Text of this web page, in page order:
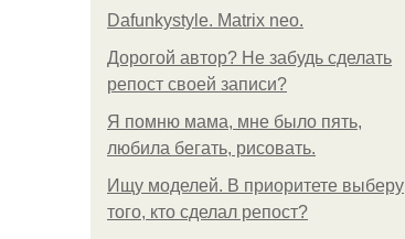
Dafunkystyle. Matrix neo.
Дорогой автор? Не забудь сделать
репост своей записи?
Я помню мама, мне было пять,
любила бегать, рисовать.
Ищу моделей. В приоритете выберу
того, кто сделал репост?